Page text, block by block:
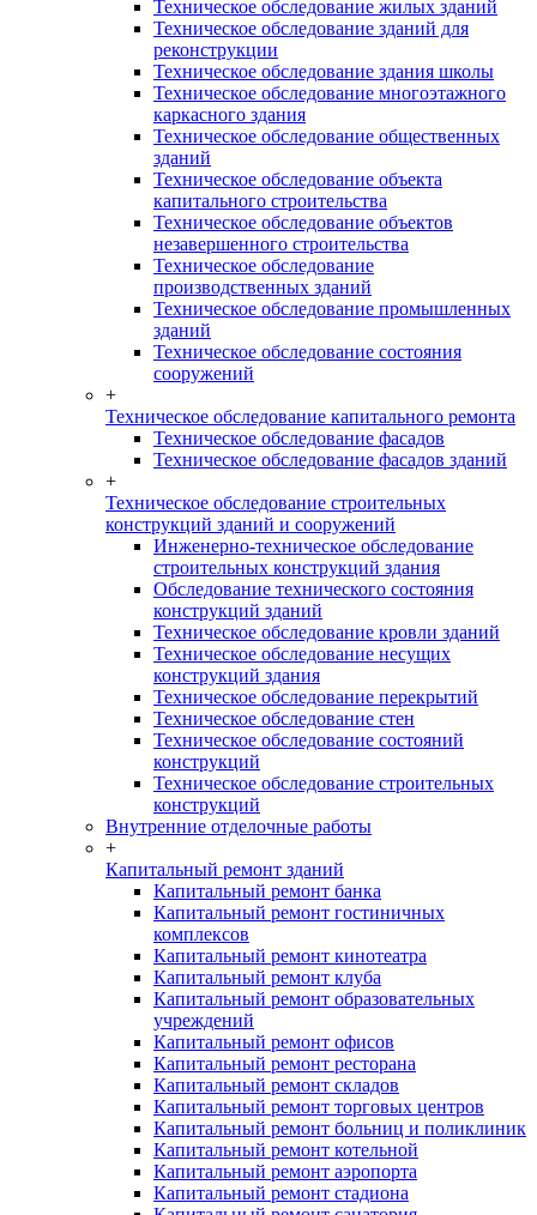
Техническое обследование жилых зданий
Техническое обследование зданий для
реконструкции
Техническое обследование здания школы
Техническое обследование многоэтажного
каркасного здания
Техническое обследование общественных
зданий
Техническое обследование объекта
капитального строительства
Техническое обследование объектов
незавершенного строительства
Техническое обследование
производственных зданий
Техническое обследование промышленных
зданий
Техническое обследование состояния
сооружений
+
Техническое обследование капитального ремонта
Техническое обследование фасадов
Техническое обследование фасадов зданий
+
Техническое обследование строительных
конструкций зданий и сооружений
Инженерно-техническое обследование
строительных конструкций здания
Обследование технического состояния
конструкций зданий
Техническое обследование кровли зданий
Техническое обследование несущих
конструкций здания
Техническое обследование перекрытий
Техническое обследование стен
Техническое обследование состояний
конструкций
Техническое обследование строительных
конструкций
Внутренние отделочные работы
+
Капитальный ремонт зданий
Капитальный ремонт банка
Капитальный ремонт гостиничных
комплексов
Капитальный ремонт кинотеатра
Капитальный ремонт клуба
Капитальный ремонт образовательных
учреждений
Капитальный ремонт офисов
Капитальный ремонт ресторана
Капитальный ремонт складов
Капитальный ремонт торговых центров
Капитальный ремонт больниц и поликлиник
Капитальный ремонт котельной
Капитальный ремонт аэропорта
Капитальный ремонт стадиона